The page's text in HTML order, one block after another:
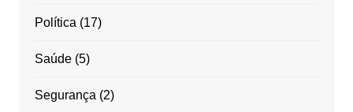
Política (17)
Saúde(5)
Segurança (2)